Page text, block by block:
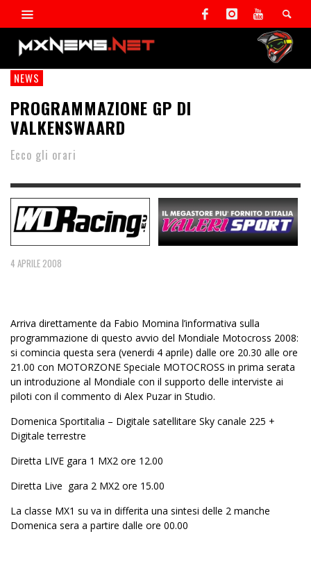
NEWS
PROGRAMMAZIONE GP DI
VALKENSWAARD
Ecco gli orari
4 APRILE 2008
Arriva direttamente da Fabio Momina l’informativa sulla
programmazione di questo avvio del Mondiale Motocross 2008:
si comincia questa sera (venerdi 4 aprile) dalle ore 20.30 alle ore
21.00 con MOTORZONE Speciale MOTOCROSS in prima serata
un introduzione al Mondiale con il supporto delle interviste ai
piloti con il commento di Alex Puzar in Studio.
Domenica Sportitalia – Digitale satellitare Sky canale 225 +
Digitale terrestre
Diretta LIVE gara 1 MX2 ore 12.00
Diretta Live gara 2 MX2 ore 15.00
La classe MX1 su va in differita una sintesi delle 2 manche
Domenica sera a partire dalle ore 00.00